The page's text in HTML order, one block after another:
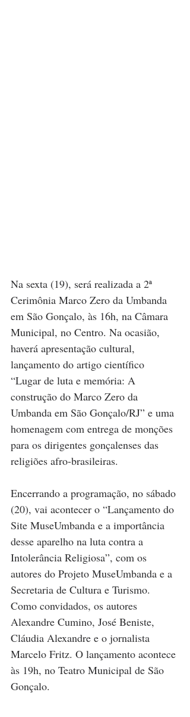
Na sexta (19), será realizada a 2ª
Cerimônia Marco Zero da Umbanda
em São Gonçalo, às 16h, na Câmara
Municipal, no Centro. Na ocasião,
haverá apresentação cultural,
lançamento do artigo científico
“Lugar de luta e memória: A
construção do Marco Zero da
Umbanda em São Gonçalo/RJ” e uma
homenagem com entrega de monções
para os dirigentes gonçalenses das
religiões afro-brasileiras.
Encerrando a programação, no sábado
(20), vai acontecer o “Lançamento do
Site MuseUmbanda e a importância
desse aparelho na luta contra a
Intolerância Religiosa”, com os
autores do Projeto MuseUmbanda e a
Secretaria de Cultura e Turismo.
Como convidados, os autores
Alexandre Cumino, José Beniste,
Cláudia Alexandre e o jornalista
Marcelo Fritz. O lançamento acontece
às 19h, no Teatro Municipal de São
Gonçalo.